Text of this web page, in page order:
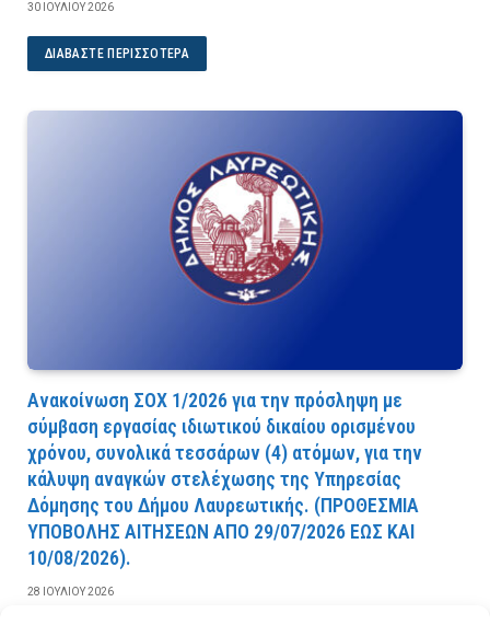
30 ΙΟΥΛΊΟΥ 2026
ΔΙΑΒΆΣΤΕ ΠΕΡΙΣΣΌΤΕΡΑ
Ανακοίνωση ΣΟΧ 1/2026 για την πρόσληψη με
σύμβαση εργασίας ιδιωτικού δικαίου ορισμένου
χρόνου, συνολικά τεσσάρων (4) ατόμων, για την
κάλυψη αναγκών στελέχωσης της Υπηρεσίας
Δόμησης του Δήμου Λαυρεωτικής. (ΠPOΘEΣMIA
YΠOBOΛHΣ AITHΣEΩN AΠO 29/07/2026 EΩΣ KAI
10/08/2026).
28 ΙΟΥΛΊΟΥ 2026